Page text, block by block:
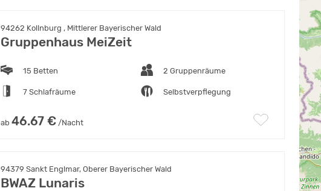
94262 Kollnburg , Mittlerer Bayerischer Wald
Gruppenhaus MeiZeit
15 Betten 2 Gruppenräume
7 Schlafräume Selbstverpflegung
ab 46.67 € /Nacht
94379 Sankt Englmar, Oberer Bayerischer Wald
BWAZ Lunaris